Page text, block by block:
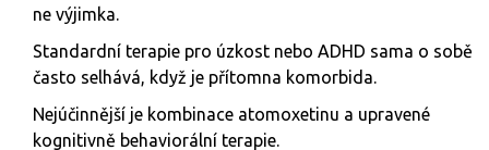
ne výjimka.
Standardní terapie pro úzkost nebo ADHD sama o sobě
často selhává, když je přítomna komorbida.
Nejúčinnější je kombinace atomoxetinu a upravené
kognitivně behaviorální terapie.